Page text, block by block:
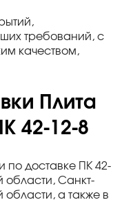
требований, с
качеством,
Плита
42-12-8
по доставке ПК 42-
области, Санкт-
области, а также в